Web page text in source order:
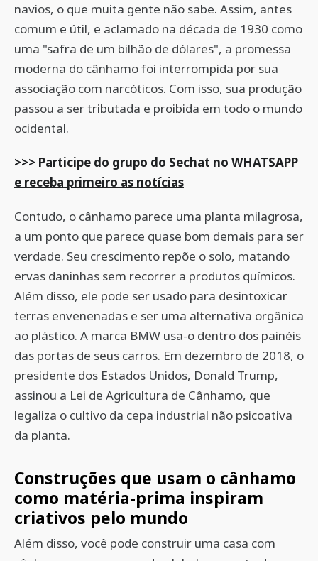
navios, o que muita gente não sabe. Assim, antes
comum e útil, e aclamado na década de 1930 como
uma "safra de um bilhão de dólares", a promessa
moderna do cânhamo foi interrompida por sua
associação com narcóticos. Com isso, sua produção
passou a ser tributada e proibida em todo o mundo
ocidental.
>>> Participe do grupo do Sechat no WHATSAPP
e receba primeiro as notícias
Contudo, o cânhamo parece uma planta milagrosa,
a um ponto que parece quase bom demais para ser
verdade. Seu crescimento repõe o solo, matando
ervas daninhas sem recorrer a produtos químicos.
Além disso, ele pode ser usado para desintoxicar
terras envenenadas e ser uma alternativa orgânica
ao plástico. A marca BMW usa-o dentro dos painéis
das portas de seus carros. Em dezembro de 2018, o
presidente dos Estados Unidos, Donald Trump,
assinou a Lei de Agricultura de Cânhamo, que
legaliza o cultivo da cepa industrial não psicoativa
da planta.
Construções que usam o cânhamo
como matéria-prima inspiram
criativos pelo mundo
Além disso, você pode construir uma casa com